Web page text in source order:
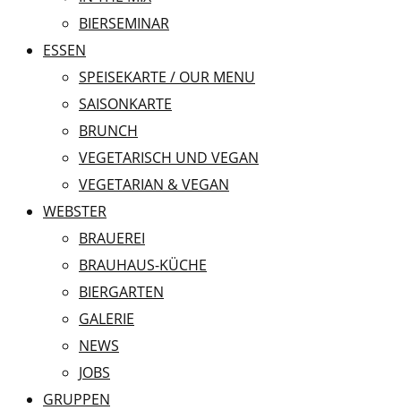
BIERSEMINAR
ESSEN
SPEISEKARTE / OUR MENU
SAISONKARTE
BRUNCH
VEGETARISCH UND VEGAN
VEGETARIAN & VEGAN
WEBSTER
BRAUEREI
BRAUHAUS-KÜCHE
BIERGARTEN
GALERIE
NEWS
JOBS
GRUPPEN